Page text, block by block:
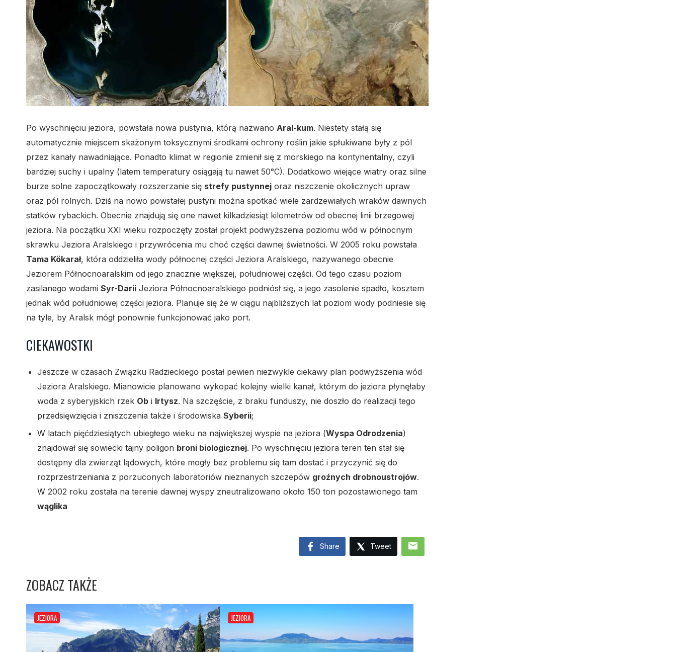
Po wyschnięciu jeziora, powstała nowa pustynia, którą nazwano Aral-kum. Niestety stałą się
automatycznie miejscem skażonym toksycznymi środkami ochrony roślin jakie spłukiwane były z pól
przez kanały nawadniające. Ponadto klimat w regionie zmienił się z morskiego na kontynentalny, czyli
bardziej suchy i upalny (latem temperatury osiągają tu nawet 50°C). Dodatkowo wiejące wiatry oraz silne
burze solne zapoczątkowały rozszerzanie się strefy pustynnej oraz niszczenie okolicznych upraw
oraz pól rolnych. Dziś na nowo powstałej pustyni można spotkać wiele zardzewiałych wraków dawnych
statków rybackich. Obecnie znajdują się one nawet kilkadziesiąt kilometrów od obecnej linii brzegowej
jeziora. Na początku XXI wieku rozpoczęty został projekt podwyższenia poziomu wód w północnym
skrawku Jeziora Aralskiego i przywrócenia mu choć części dawnej świetności. W 2005 roku powstała
Tama Kökarał, która oddzieliła wody północnej części Jeziora Aralskiego, nazywanego obecnie
Jeziorem Północnoaralskim od jego znacznie większej, południowej części. Od tego czasu poziom
zasilanego wodami Syr-Darii Jeziora Północnoaralskiego podniósł się, a jego zasolenie spadło, kosztem
jednak wód południowej części jeziora. Planuje się że w ciągu najbliższych lat poziom wody podniesie się
na tyle, by Aralsk mógł ponownie funkcjonować jako port.
CIEKAWOSTKI
Jeszcze w czasach Związku Radzieckiego postał pewien niezwykle ciekawy plan podwyższenia wód
Jeziora Aralskiego. Mianowicie planowano wykopać kolejny wielki kanał, którym do jeziora płynęłaby
woda z syberyjskich rzek Ob i Irtysz. Na szczęście, z braku funduszy, nie doszło do realizacji tego
przedsięwzięcia i zniszczenia także i środowiska Syberii;
W latach pięćdziesiątych ubiegłego wieku na największej wyspie na jeziora (Wyspa Odrodzenia)
znajdował się sowiecki tajny poligon broni biologicznej. Po wyschnięciu jeziora teren ten stał się
dostępny dla zwierząt lądowych, które mogły bez problemu się tam dostać i przyczynić się do
rozprzestrzeniania z porzuconych laboratoriów nieznanych szczepów groźnych drobnoustrojów.
W 2002 roku została na terenie dawnej wyspy zneutralizowano około 150 ton pozostawionego tam
wąglika
Share Tweet mail
ZOBACZ TAKŻE
JEZIORA JEZIORA